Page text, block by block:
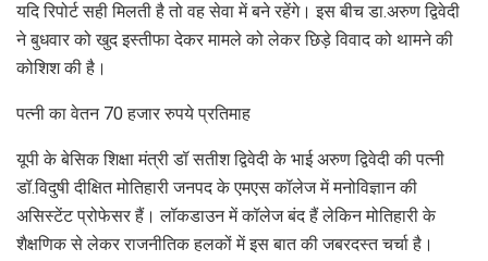
यदि रिपोर्ट सही मिलती है तो वह सेवा में बने रहेंगे। इस बीच डा.अरुण द्विवेदी
ने बुधवार को खुद इस्‍तीफा देकर मामले को लेकर छिड़े विवाद को थामने की
कोशिश की है।
पत्नी का वेतन 70 हजार रुपये प्रतिमाह
यूपी के बेसिक शिक्षा मंत्री डॉ सतीश द्विवेदी के भाई अरुण द्विवेदी की पत्नी
डॉ.विदुषी दीक्षित मोतिहारी जनपद के एमएस कॉलेज में मनोविज्ञान की
असिस्टेंट प्रोफेसर हैं। लॉकडाउन में कॉलेज बंद हैं लेकिन मोतिहारी के
शैक्षणिक से लेकर राजनीतिक हलकों में इस बात की जबरदस्त चर्चा है।